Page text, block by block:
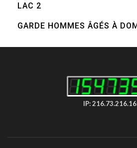
LAC 2
GARDE HOMMES ÂGÉS À
IP: